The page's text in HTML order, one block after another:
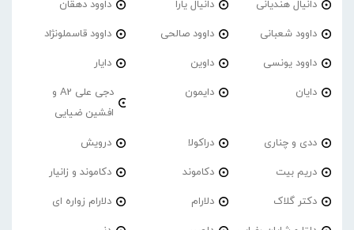
دانیال هندیانی دانیال یارا داوود دهقان
داوود شعبانی داوود صالحی داوود قاسملونژاد
داوود یونسی داوین دایار
دایان دایمون
دجی علی A2 و
افشین ضیایی
ددی و چناری دراکولا درویش
دریم بیت دکاموند دکاموند و زانیار
دکتر گلاک دلارام دلارام زواره ای